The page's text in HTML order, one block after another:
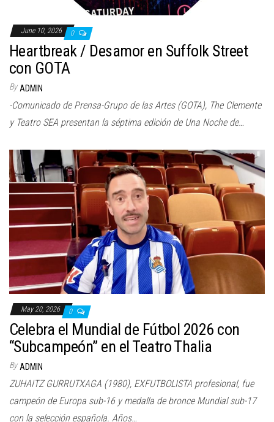
June 10, 2026 0
Heartbreak / Desamor en Suffolk Street
con GOTA
By ADMIN
-Comunicado de Prensa-Grupo de las Artes (GOTA), The Clemente
y Teatro SEA presentan la séptima edición de Una Noche de…
May 20, 2026 0
Celebra el Mundial de Fútbol 2026 con
“Subcampeón” en el Teatro Thalia
By ADMIN
ZUHAITZ GURRUTXAGA (1980), EXFUTBOLISTA profesional, fue
campeón de Europa sub-16 y medalla de bronce Mundial sub-17
con la selección española. Años…